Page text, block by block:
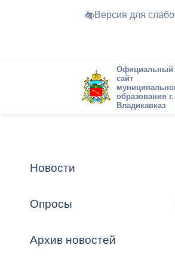
Версия для
Официальный
сайт
образования г.
Владикавказ
Новости
Опросы
Архив новостей